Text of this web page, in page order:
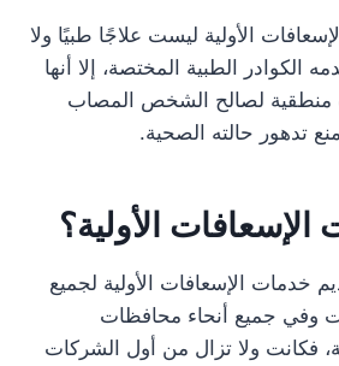
الأولية ليست علاجًا طبيًا ولا
الكوادر الطبية المختصة، إلا أنها
منطقية لصالح الشخص المصاب
تدهور حالته الصحية.
الأولية؟
خدمات الإسعافات الأولية لجميع
وفي جميع أنحاء محافظات
فكانت ولا تزال من أول الشركات